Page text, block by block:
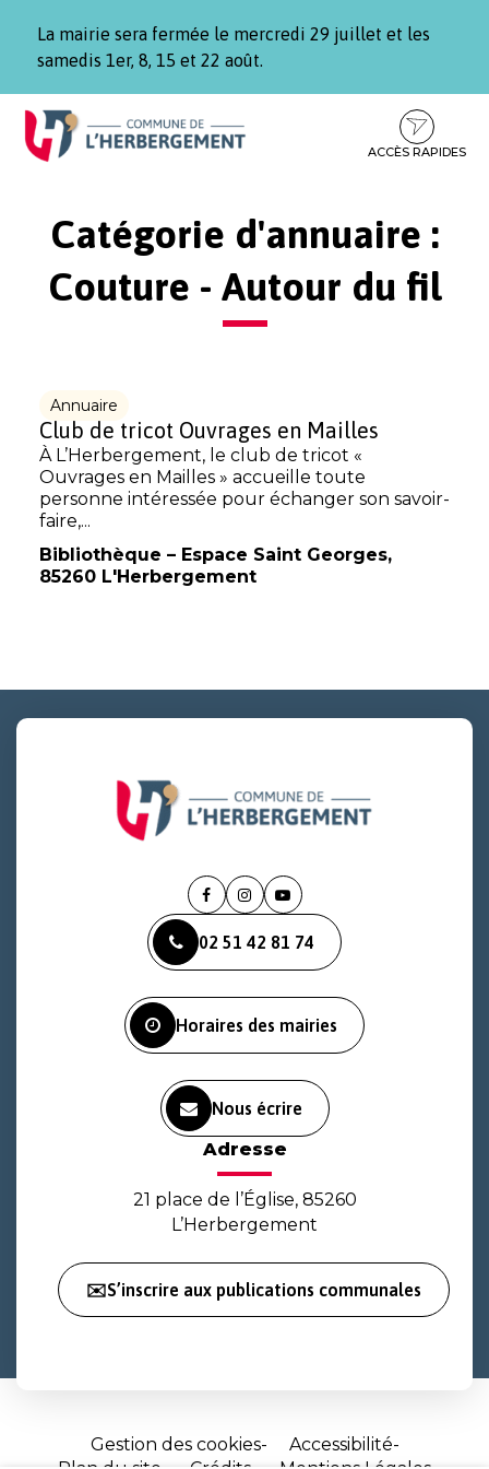
La mairie sera fermée le mercredi 29 juillet et les
samedis 1er, 8, 15 et 22 août.
Aller
Aller
contenu
Aller
pied
ACCÈS RAPIDES
Catégorie d'annuaire :
Couture - Autour du fil
Annuaire
Club de tricot Ouvrages en Mailles
À L’Herbergement, le club de tricot «
Ouvrages en Mailles » accueille toute
personne intéressée pour échanger son savoir-
faire,...
Bibliothèque – Espace Saint Georges,
85260 L'Herbergement
Lien
le
compte
Lien
le
compte
Lien
la
chaîne
02 51 42 81 74
Horaires des mairies
Nous écrire
Adresse
21 place de l’Église, 85260
L’Herbergement
✉️S’inscrire aux publications communales
Gestion des cookies
Accessibilité